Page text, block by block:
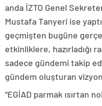
anda İZTO Genel
Mustafa Tanyeri ise
geçmişten bugüne
etkinliklere, hazırladığı
sadece gündemi takip
gündem oluşturan
“EGİAD parmak ısırtan